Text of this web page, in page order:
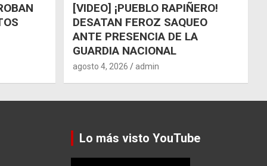
[VIDEO] ¡PUEBLO RAPIÑERO!
DESATAN FEROZ SAQUEO
ANTE PRESENCIA DE LA
GUARDIA NACIONAL
agosto 4, 2026 admin
Lo más visto YouTube